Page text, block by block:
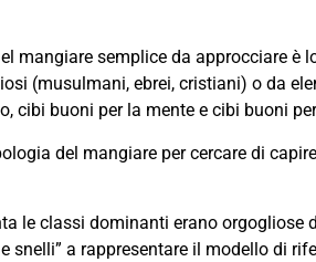
mangiare semplice da approcciare è
(musulmani, ebrei, cristiani) o da
cibi buoni per la mente e cibi buoni
del mangiare per cercare di
le classi dominanti erano orgogliose
snelli” a rappresentare il modello di